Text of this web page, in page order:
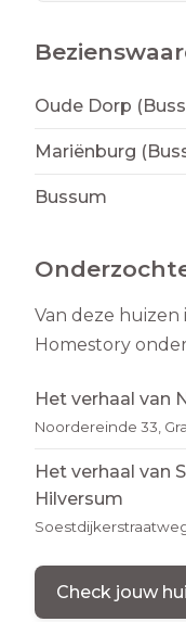
Oude Dorp
Mariënburg
Bussum
Van deze huizen
Homestory
Het verhaal van
Noordereinde 33,
Het verhaal van
Hilversum
Check jouw